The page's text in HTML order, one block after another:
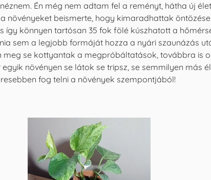
Én még nem adtam fel a reményt, hátha új
növényeket beismerte, hogy kimaradhattak
így könnyen tartósan 35 fok fölé kúszhatott a
sem a legjobb formáját hozza a nyári szaunázás
se kottyantak a megpróbáltatások, továbbra is
növényen se látok se tripsz, se semmilyen más
fog telni a növények szempontjából!